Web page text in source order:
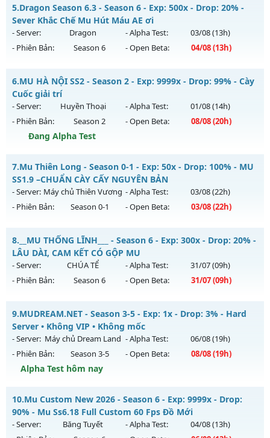
Kiểu reset: Reset In Game
Thể loại: Mu Nguyên bản Webzen
Antihack: VIP SHIELD
Mu mới ra tháng 08 2026 - Mở máy chủ
13h ngày 10/08/2626
Exp: 200x - Drop: 20%
Thể loại: Mu Nguyên bản Webzen
Antihack: GameGuard
5.Dragon Season 6.3 - Season 6 - Exp: 500x - Drop: 20% -
Sever Khắc Chế Mu Hút Máu AE ơi
- Server: Dragon - Alpha Test: 03/08(13h)
- Phiên Bản:
Season 6 - Open Beta: 04/08(13h)
Dragon Season 6.3 - Sever Khắc Chế Mu Hút Máu AE ơi
Mu mới ra tháng 08 2026 - Mở máy chủ
ngày 04/08/2626
Exp: 500x - Drop: 20%
Kiểu reset: Reset In Game
Antihack: Antihack
6.MU HÀ NỘI SS2 - Season 2 - Exp: 9999x - Drop: 99% - Cày
Cuốc giải trí
- Server: Huyền Thoại - Alpha Test: 01/08(14h)
- Phiên Bản:
Season 2 - Open Beta: 08/08(20h)
Đang Alpha Test
MU HÀ NỘI SS2 - Cày Cuốc giải trí
Mu mới ra tháng 08 2026 - Mở máy chủ
20h ngày 08/08/2626
Exp: 9999x - Drop: 99%
Thể loại: Mu Nguyên bản Webzen
Antihack: ugk
7.Mu Thiên Long - Season 0-1 - Exp: 50x - Drop: 100% - MU
SS1.9 –CHUẨN CÀY CẤY NGUYÊN BẢN
- Server: Máy chủ Thiên Vương - Alpha Test: 03/08(22h)
- Phiên Bản:
Season 0-1 - Open Beta: 03/08(22h)
Mu Thiên Long - MU SS1.9 –CHUẨN CÀY CẤY NGUYÊN BẢN
Mu mới ra tháng 08 2026 - Mở máy chủ
Vương vào 22h ngày 03/08/2626
Exp: 50x - Drop: 100%
Thể loại: Mu Nguyên bản Webzen
Antihack: Gameguard
8. __MU THỐNG LĨNH___ - Season 6 - Exp: 300x - Drop: 20% -
LÂU DÀI, CAM KẾT CÓ GỘP MU
- Server: CHÚA TỂ - Alpha Test: 31/07(09h)
- Phiên Bản:
Season 6 - Open Beta: 31/07(09h)
Mu mới ra tháng 07 2026 - Mở máy chủ
ngày 31/07/2626
Exp: 300x - Drop: 20%
Kiểu reset: Reset In Game
Antihack: UGK ANTIHACK
9.MUDREAM.NET - Season 3-5 - Exp: 1x - Drop: 3% - Hard
Server • Không VIP • Không mốc
- Server: Máy chủ Dream Land - Alpha Test: 06/08(19h)
- Phiên Bản:
Season 3-5 - Open Beta: 08/08(19h)
Alpha Test hôm nay
Mu mới ra tháng 08 2026 - Mở máy chủ Máy chủ Dream
Landvào 19h ngày 08/08/2626
10.Mu Custom New 2026 - Season 6 - Exp: 9999x - Drop:
90% - Mu Ss6.18 Full Custom 60 Fps Đồ Mới
- Server: Băng Tuyết - Alpha Test: 04/08(13h)